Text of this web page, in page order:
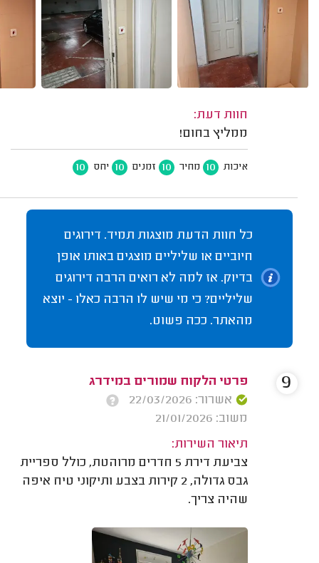
חוות דעת:
ממליץ בחום!
איכות 10 מחיר 10 זמנים 10 יחס 10
כל חוות הדעת מוצגות תמיד. דירוגים
חיוביים או שליליים מוצגים באותו אופן
בדיוק. אז למה לא רואים הרבה דירוגים
שליליים? כי מי שיש לו הרבה כאלו - יוצא
מהאתר. ככה פשוט.
פרטי הלקוח שמורים במידרג
אשרור: 22/03/2026
משוב: 21/01/2026
תיאור השירות:
צביעת דירת 5 חדרים מרוהטת, כולל ספריית
גבס גדולה, 2 קירות בצבע ותיקוני טיח איפה
שהיה צריך.
9